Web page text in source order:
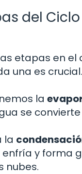
del
etapas en el
una es crucial.
la
se
la
enfría y forma
nubes.